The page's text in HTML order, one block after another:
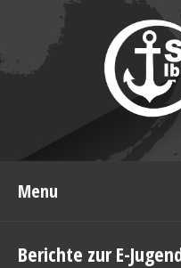
Menu
Berichte zur E-